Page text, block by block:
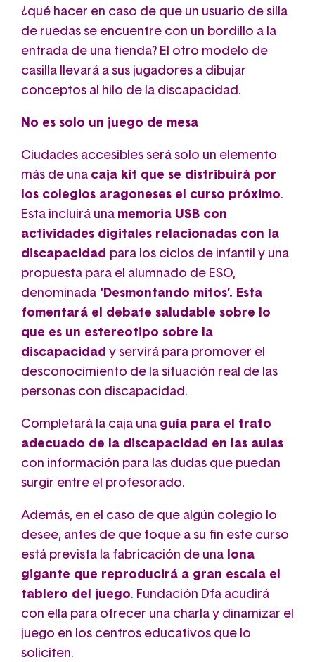
¿qué hacer en caso de que un usuario de silla
de ruedas se encuentre con un bordillo a la
entrada de una tienda? El otro modelo de
casilla llevará a sus jugadores a dibujar
conceptos al hilo de la discapacidad.
No es solo un juego de mesa
Ciudades accesibles será solo un elemento
más de una caja kit que se distribuirá por
los colegios aragoneses el curso próximo.
Esta incluirá una memoria USB con
actividades digitales relacionadas con la
discapacidad para los ciclos de infantil y una
propuesta para el alumnado de ESO,
denominada ‘Desmontando mitos’. Esta
fomentará el debate saludable sobre lo
que es un estereotipo sobre la
discapacidad y servirá para promover el
desconocimiento de la situación real de las
personas con discapacidad.
Completará la caja una guía para el trato
adecuado de la discapacidad en las aulas
con información para las dudas que puedan
surgir entre el profesorado.
Además, en el caso de que algún colegio lo
desee, antes de que toque a su fin este curso
está prevista la fabricación de una lona
gigante que reproducirá a gran escala el
tablero del juego. Fundación Dfa acudirá
con ella para ofrecer una charla y dinamizar el
juego en los centros educativos que lo
soliciten.